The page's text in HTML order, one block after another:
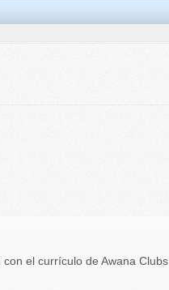
el currículo de Awana Clubs